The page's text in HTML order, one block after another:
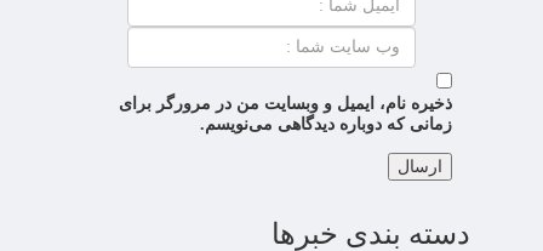
ذخیره نام، ایمیل و وبسایت من در مرورگر برای
زمانی که دوباره دیدگاهی می‌نویسم.
دسته بندی خبرها